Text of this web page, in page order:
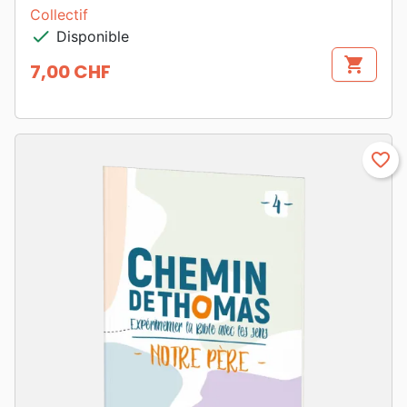
Collectif
check Disponible
Prix
7,00 CHF shopping_cart
favorite_border